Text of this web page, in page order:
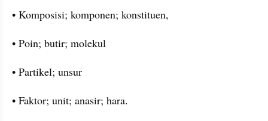
• Komposisi; komponen; konstituen,
• Poin; butir; molekul
• Partikel; unsur
• Faktor; unit; anasir; hara.